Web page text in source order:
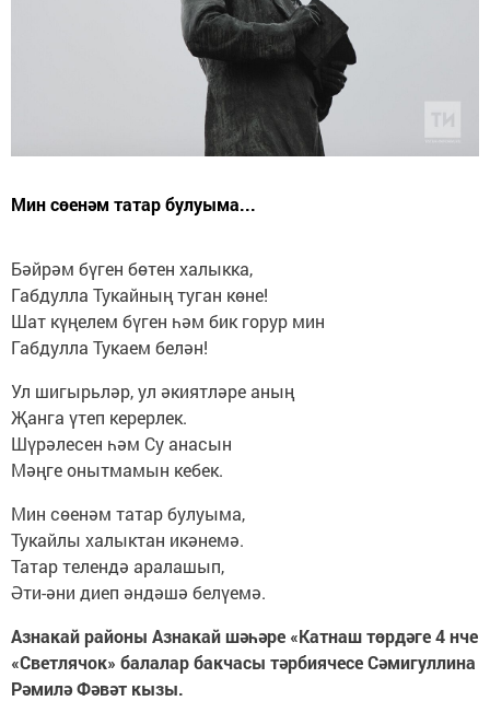
Мин сөенәм татар булуыма...
Бәйрәм бүген бөтен халыкка,
Габдулла Тукайның туган көне!
Шат күңелем бүген һәм бик горур мин
Габдулла Тукаем белән!
Ул шигырьләр, ул әкиятләре аның
Җанга үтеп керерлек.
Шүрәлесен һәм Су анасын
Мәңге онытмамын кебек.
Мин сөенәм татар булуыма,
Тукайлы халыктан икәнемә.
Татар телендә аралашып,
Әти-әни диеп әндәшә белүемә.
Азнакай районы Азнакай шәһәре «Катнаш төрдәге 4 нче
«Светлячок» балалар бакчасы тәрбиячесе Сәмигуллина
Рәмилә Фәвәт кызы.